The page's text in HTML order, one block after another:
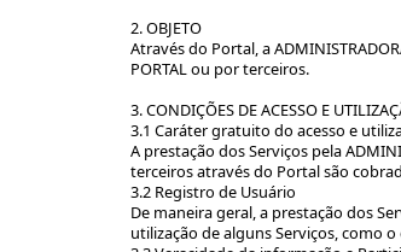
2. OBJETO
Através do Portal, a
PORTAL ou por terceiros.
3. CONDIÇÕES DE ACESSO E
3.1 Caráter gratuito do acesso e
A prestação dos Serviços pela
terceiros através do Portal são
3.2 Registro de Usuário
De maneira geral, a prestação dos
utilização de alguns Serviços, como